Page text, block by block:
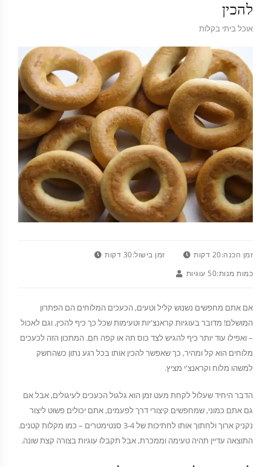
להכין
אוכל ביתי בקלות
זמן הכנה:20 דקות זמן בישול:30 דקות
כמות מנות:50 עוגיות
אם אתם מחפשים נשנוש קליל וטעים, הכעכים המלוחים הם הפתרון
המושלם! מדובר בעוגיות קראנצ'יות וטעימות שכל כך כיף להכין, וגם לאכול
– ואפילו עוד יותר כיף להגיש לצד כוס תה או קפה חם. המתכון הזה לכעכים
מלוחים הוא קל ומהיר, כך שאפשר להכין אותו בכל רגע נתון כשהחשק
למשהו מלוח וקראנצ'י מציץ.
הדבר היחיד שעלול לקחת מעט זמן הוא גלגול הכעכים לעיגולים, אבל אם
גם אתם כמוני, שמחפשים קיצורי דרך לפעמים, אתם יכולים פשוט ליצור
נקניק ארוך ולחתוך אותו לחתיכות של 3-4 סנטימטרים – כמו מקלות קטנים.
התוצאה עדיין תהיה טעימה וממכרת, אבל תקבלו עוגיות בצורה קצת שונה.